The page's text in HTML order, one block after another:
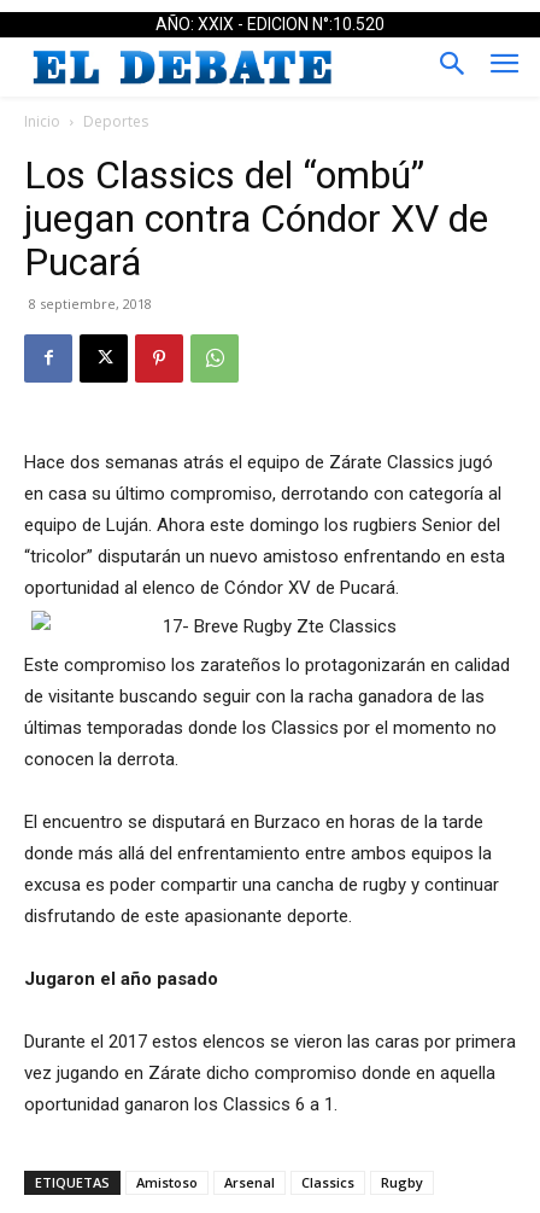
AÑO: XXIX - EDICION N°:10.520
Inicio Deportes
Los Classics del “ombú”
juegan contra Cóndor XV de
Pucará
8 septiembre, 2018
Hace dos semanas atrás el equipo de Zárate Classics jugó
en casa su último compromiso, derrotando con categoría al
equipo de Luján. Ahora este domingo los rugbiers Senior del
“tricolor” disputarán un nuevo amistoso enfrentando en esta
oportunidad al elenco de Cóndor XV de Pucará.
Este compromiso los zarateños lo protagonizarán en calidad
de visitante buscando seguir con la racha ganadora de las
últimas temporadas donde los Classics por el momento no
conocen la derrota.
El encuentro se disputará en Burzaco en horas de la tarde
donde más allá del enfrentamiento entre ambos equipos la
excusa es poder compartir una cancha de rugby y continuar
disfrutando de este apasionante deporte.
Jugaron el año pasado
Durante el 2017 estos elencos se vieron las caras por primera
vez jugando en Zárate dicho compromiso donde en aquella
oportunidad ganaron los Classics 6 a 1.
ETIQUETAS Amistoso Arsenal Classics Rugby